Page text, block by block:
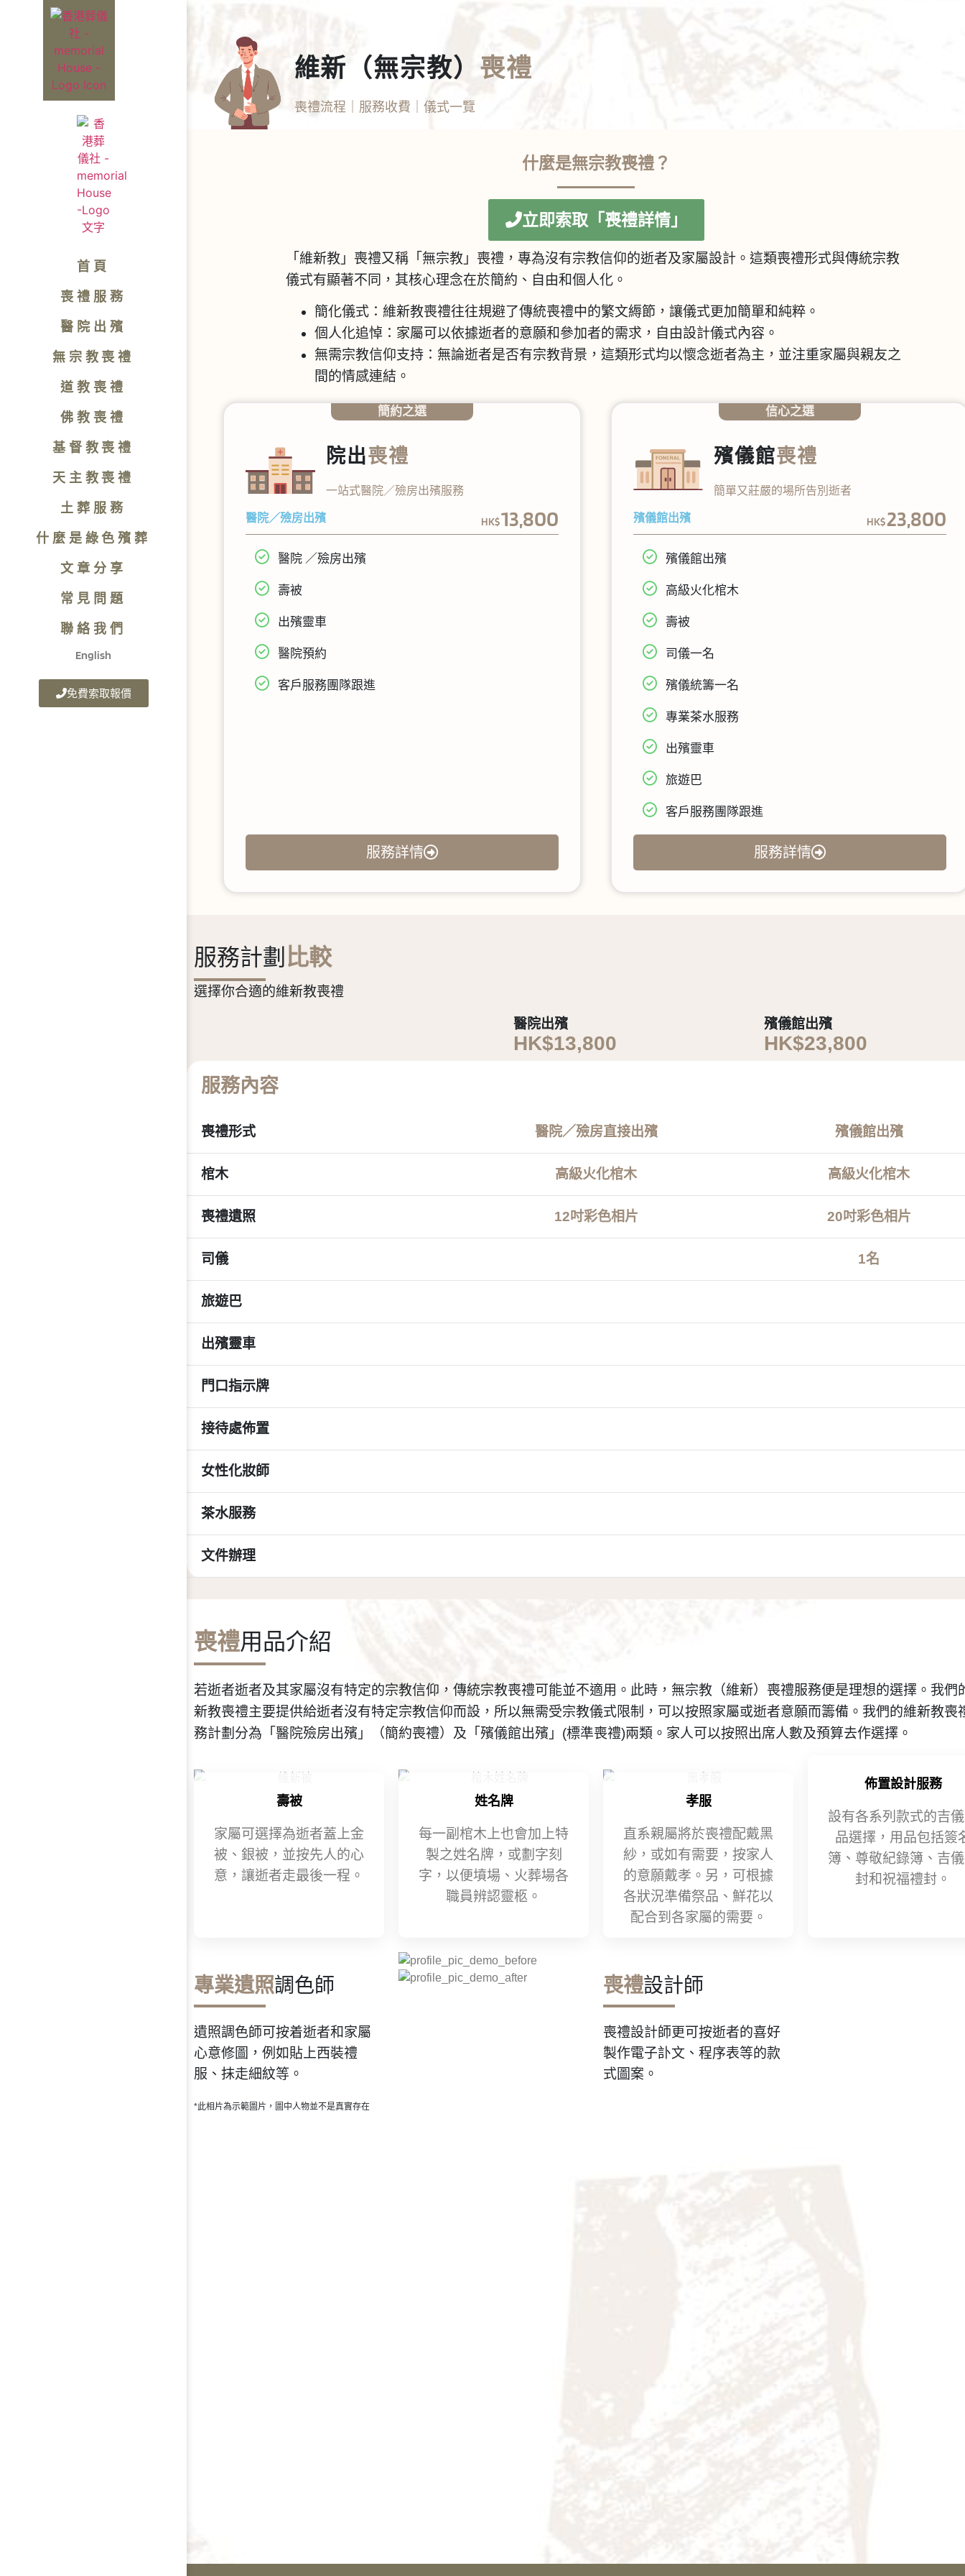
首頁
喪禮服務
醫院出殯
無宗教喪禮
道教喪禮
佛教喪禮
基督教喪禮
天主教喪禮
土葬服務
什麼是綠色殯葬
文章分享
常見問題
聯絡我們
English
免費索取報價
維新（無宗教） 喪禮
喪禮流程｜服務收費｜儀式一覽
什麼是無宗教喪禮？
立即索取「喪禮詳情」
「維新教」喪禮又稱「無宗教」喪禮，專為沒有宗教信仰的逝者及家屬設計。這類喪禮形式與傳統宗教
儀式有顯著不同，其核心理念在於簡約、自由和個人化。
簡化儀式 ：維新教喪禮往往規避了傳統喪禮中的繁文縟節，讓儀式更加簡單和純粹。
個人化追悼 ：家屬可以依據逝者的意願和參加者的需求，自由設計儀式內容。
無需宗教信仰支持 ：無論逝者是否有宗教背景，這類形式均以懷念逝者為主，並注重家屬與親友之
間的情感連結。
院出喪禮
一站式醫院／殮房出殯服務
醫院／殮房出殯 HK$13,800
醫院 ／殮房出殯
壽被
出殯靈車
醫院預約
客戶服務團隊跟進
簡約之選
服務詳情
殯儀館喪禮
簡單又莊嚴的場所告別逝者
殯儀館出殯 HK$23,800
殯儀館出殯
高級火化棺木
壽被
司儀一名
殯儀統籌一名
專業茶水服務
出殯靈車
旅遊巴
客戶服務團隊跟進
信心之選
服務詳情
服務計劃 比較
選擇你合適的維新教喪禮
醫院出殯
HK$13,800
殯儀館出殯
HK$23,800
服務內容
喪禮形式 醫院／殮房直接出殯 殯儀館出殯
棺木 高級火化棺木 高級火化棺木
喪禮遺照 12吋彩色相片 20吋彩色相片
司儀 1名
旅遊巴
出殯靈車
門口指示牌
接待處佈置
女性化妝師
茶水服務
文件辦理
喪禮用品介紹
若逝者逝者及其家屬沒有特定的宗教信仰，傳統宗教喪禮可能並不適用。此時，無宗教（維新）喪禮服務便是理想的選擇。我們
新教喪禮主要提供給逝者沒有特定宗教信仰而設，所以無需受宗教儀式限制，可以按照家屬或逝者意願而籌備。我們的維新教喪
務計劃分為「醫院殮房出殯」（簡約喪禮）及「殯儀館出殯」(標準喪禮)兩類。家人可以按照出席人數及預算去作選擇。
壽被​
家屬可選擇為逝者蓋上金
被、銀被，並按先人的心
意，讓逝者走最後一程。
姓名牌
每一副棺木上也會加上特
製之姓名牌，或劃字刻
字，以便墳場、火葬場各
職員辨認靈柩。
孝服
直系親屬將於喪禮配戴黑
紗，或如有需要，按家人
的意願戴孝。另，可根據
各狀況準備祭品、鮮花以
配合到各家屬的需要。
佈置設計服務
設有各系列款式的吉
品選擇，用品包括簽
簿、尊敬紀錄簿、吉
封和祝福禮封。
專業遺照調色師
遺照調色師可按着逝者和家屬
心意修圖，例如貼上西裝禮
服、抹走細紋等。
*此相片為示範圖片，圖中人物並不是真實存在
喪禮設計師
喪禮設計師更可按逝者的喜好
製作電子訃文、程序表等的款
式圖案。